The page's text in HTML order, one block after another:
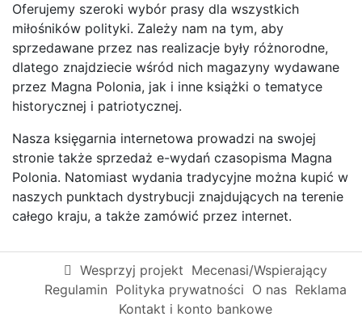
Oferujemy szeroki wybór prasy dla wszystkich
miłośników polityki. Zależy nam na tym, aby
sprzedawane przez nas realizacje były różnorodne,
dlatego znajdziecie wśród nich magazyny wydawane
przez Magna Polonia, jak i inne książki o tematyce
historycznej i patriotycznej.
Nasza księgarnia internetowa prowadzi na swojej
stronie także sprzedaż e-wydań czasopisma Magna
Polonia. Natomiast wydania tradycyjne można kupić w
naszych punktach dystrybucji znajdujących na terenie
całego kraju, a także zamówić przez internet.
Wesprzyj projekt Mecenasi/Wspierający
Regulamin Polityka prywatności O nas Reklama
Kontakt i konto bankowe